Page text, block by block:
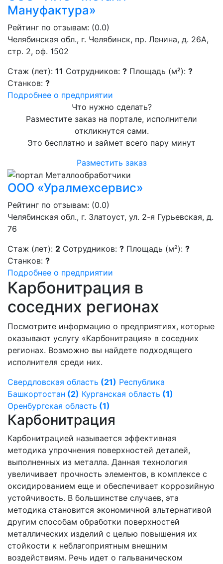
Мануфактура»
Рейтинг по отзывам: (0.0)
Челябинская обл., г. Челябинск, пр. Ленина, д. 26А,
стр. 2, оф. 1502
Стаж (лет): 11 Сотрудников: ? Площадь (м²): ?
Станков: ?
Подробнее о предприятии
Что нужно сделать?
Разместите заказ на портале, исполнители
откликнутся сами.
Это бесплатно и займет всего пару минут
Разместить заказ
ООО «Уралмехсервис»
Рейтинг по отзывам: (0.0)
Челябинская обл., г. Златоуст, ул. 2-я Гурьевская, д.
76
Стаж (лет): 2 Сотрудников: ? Площадь (м²): ?
Станков: ?
Подробнее о предприятии
Карбонитрация в
соседних регионах
Посмотрите информацию о предприятиях, которые
оказывают услугу «Карбонитрация» в соседних
регионах. Возможно вы найдете подходящего
исполнителя среди них.
Свердловская область (21) Республика
Башкортостан (2) Курганская область (1)
Оренбургская область (1)
Карбонитрация
Карбонитрацией называется эффективная
методика упрочнения поверхностей деталей,
выполненных из металла. Данная технология
увеличивает прочность элементов, в комплексе с
оксидированием еще и обеспечивает коррозийную
устойчивость. В большинстве случаев, эта
методика становится экономичной альтернативой
другим способам обработки поверхностей
металлических изделий с целью повышения их
стойкости к неблагоприятным внешним
воздействиям. Речь идет о гальваническом